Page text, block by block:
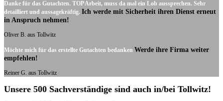
Danke für das Gutachten. TOP Arbeit, muss da mal ein Lob aussprechen. Sehr
detailliert und aussagekräftig. Ich werde mit Sicherheit ihren Dienst erneut
in Anspruch nehmen!
Oliver B. aus Tollwitz
Möchte mich für das erstellte Gutachten bedanken Werde ihre Firma weiter
empfehlen!
Reiner G. aus Tollwitz
Unsere 500 Sachverständige sind auch in/bei Tollwitz!